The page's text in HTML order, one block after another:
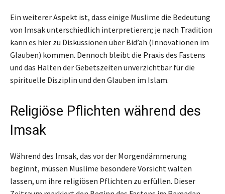
Ein weiterer Aspekt ist, dass einige Muslime die Bedeutung
von Imsak unterschiedlich interpretieren; je nach Tradition
kann es hier zu Diskussionen über Bid’ah (Innovationen im
Glauben) kommen. Dennoch bleibt die Praxis des Fastens
und das Halten der Gebetszeiten unverzichtbar für die
spirituelle Disziplin und den Glauben im Islam.
Religiöse Pflichten während des
Imsak
Während des Imsak, das vor der Morgendämmerung
beginnt, müssen Muslime besondere Vorsicht walten
lassen, um ihre religiösen Pflichten zu erfüllen. Dieser